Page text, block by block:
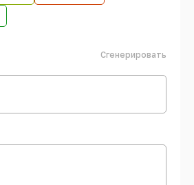
Сгенерировать